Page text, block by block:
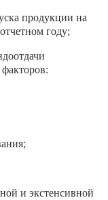
продукции на
году;
и экстенсивной